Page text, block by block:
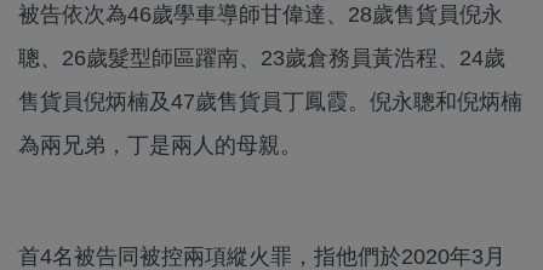
被告依次為46歲學車導師甘偉達、28歲售貨員倪永
聰、26歲髮型師區躍南、23歲倉務員黃浩程、24歲
售貨員倪炳楠及47歲售貨員丁鳳霞。倪永聰和倪炳楠
為兩兄弟，丁是兩人的母親。
首4名被告同被控兩項縱火罪，指他們於2020年3月